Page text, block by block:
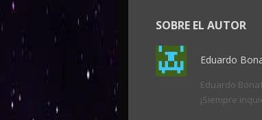
SOBRE EL AUTOR
Eduardo
Eduardo
¡Siempre